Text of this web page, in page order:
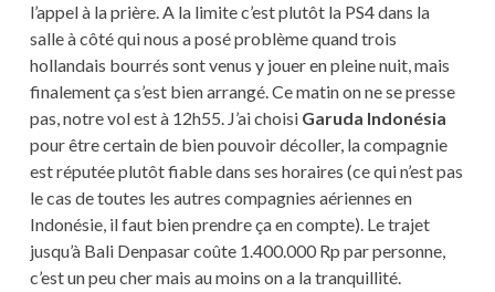
l’appel à la prière. A la limite c’est plutôt la PS4 dans la
salle à côté qui nous a posé problème quand trois
hollandais bourrés sont venus y jouer en pleine nuit, mais
finalement ça s’est bien arrangé. Ce matin on ne se presse
pas, notre vol est à 12h55. J’ai choisi Garuda Indonésia
pour être certain de bien pouvoir décoller, la compagnie
est réputée plutôt fiable dans ses horaires (ce qui n’est pas
le cas de toutes les autres compagnies aériennes en
Indonésie, il faut bien prendre ça en compte). Le trajet
jusqu’à Bali Denpasar coûte 1.400.000 Rp par personne,
c’est un peu cher mais au moins on a la tranquillité.